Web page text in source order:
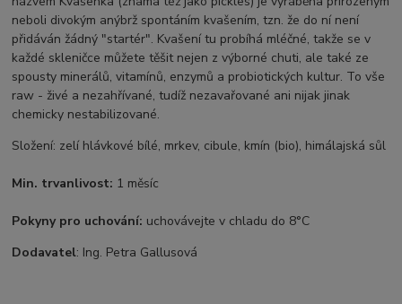
neboli divokým anýbrž spontáním kvašením, tzn. že do ní není
přidáván žádný "startér". Kvašení tu probíhá mléčné, takže se v
každé skleničce můžete těšit nejen z výborné chuti, ale také ze
spousty minerálů, vitamínů, enzymů a probiotických kultur. To vše
raw - živé a nezahřívané, tudíž nezavařované ani nijak jinak
chemicky nestabilizované.
Složení: zelí hlávkové bílé, mrkev, cibule, kmín (bio), himálajská sůl
Min. trvanlivost: 1 měsíc
​Pokyny pro uchování: uchovávejte v chladu do 8°C
Dodavatel: Ing. Petra Gallusová